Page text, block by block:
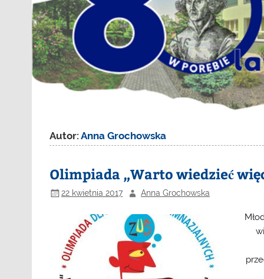
Autor:Anna Grochowska
Olimpiada „Warto wiedzieć
22 kwietnia 2017 Anna Grochowska